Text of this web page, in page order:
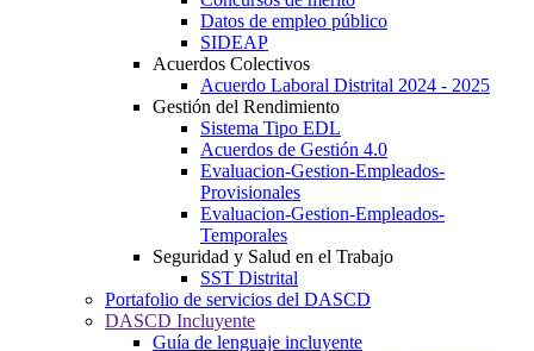
Datos de empleo público
SIDEAP
Acuerdos Colectivos
Acuerdo Laboral Distrital 2024 - 2025
Gestión del Rendimiento
Sistema Tipo EDL
Acuerdos de Gestión 4.0
Evaluacion-Gestion-Empleados-
Provisionales
Evaluacion-Gestion-Empleados-
Temporales
Seguridad y Salud en el Trabajo
SST Distrital
Portafolio de servicios del DASCD
DASCD Incluyente
Guía de lenguaje incluyente